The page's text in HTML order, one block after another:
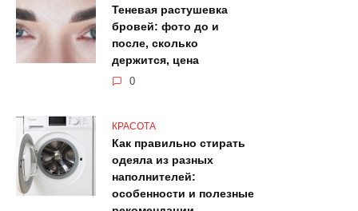
Теневая растушевка
бровей: фото до и
после, сколько
держится, цена
0
КРАСОТА
Как правильно стирать
одеяла из разных
наполнителей:
особенности и полезные